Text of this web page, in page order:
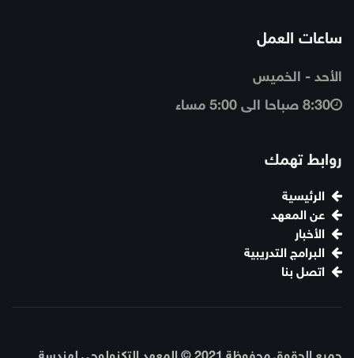
ساعات العمل
الأحد - الخميس
8:30 صباحا الى 5:00 مساء
روابط تهمك
الرئيسية
عن المعهد
الأخبار
البرامج التدريبية
اتصل بنا